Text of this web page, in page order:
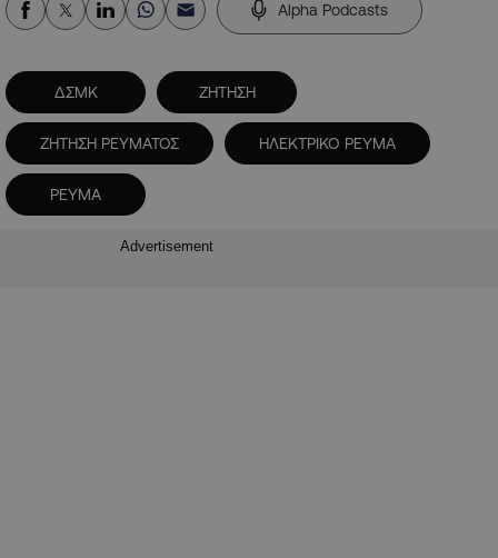
Alpha Podcasts
ΔΣΜΚ ΖΗΤΗΣΗ
ΖΗΤΗΣΗ ΡΕΥΜΑΤΟΣ ΗΛΕΚΤΡΙΚΟ ΡΕΥΜΑ
ΡΕΥΜΑ
Advertisement